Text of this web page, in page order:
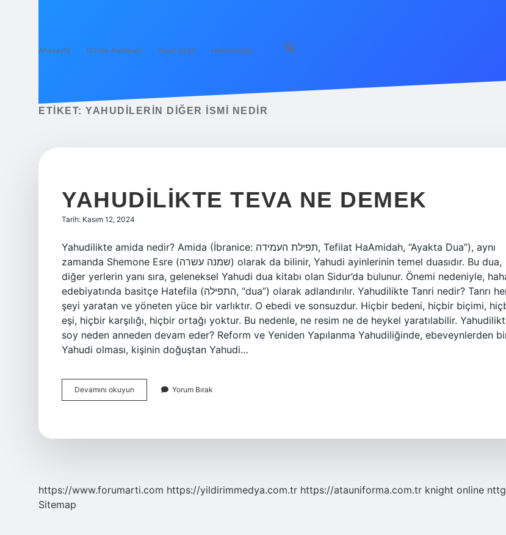
Anasayfa Gizlilik Politikası Yasal Uyarı Hakkımızda
ETIKET: YAHUDILERIN DIĞER ISMI NEDIR
YAHUDILIKTE TEVA NE DEMEK
Tarih: Kasım 12, 2024
Yahudilikte amida nedir? Amida (İbranice: תפילת העמידה, Tefilat HaAmidah, “Ayakta Dua”), aynı
zamanda Shemone Esre (שמנה עשרה) olarak da bilinir, Yahudi ayinlerinin temel duasıdır. Bu dua,
diğer yerlerin yanı sıra, geleneksel Yahudi dua kitabı olan Sidur’da bulunur. Önemi nedeniyle,
edebiyatında basitçe Hatefila (התפילה, “dua”) olarak adlandırılır. Yahudilikte Tanri nedir? Tanrı her
şeyi yaratan ve yöneten yüce bir varlıktır. O ebedi ve sonsuzdur. Hiçbir bedeni, hiçbir biçimi,
eşi, hiçbir karşılığı, hiçbir ortağı yoktur. Bu nedenle, ne resim ne de heykel yaratılabilir.
soy neden anneden devam eder? Reform ve Yeniden Yapılanma Yahudiliğinde, ebeveynlerden
Yahudi olması, kişinin doğuştan Yahudi…
Devamını okuyun Yahudilikte
Teva
Yorum Bırak
https://www.forumarti.com https://yildirimmedya.com.tr https://atauniforma.com.tr knight online
Sitemap